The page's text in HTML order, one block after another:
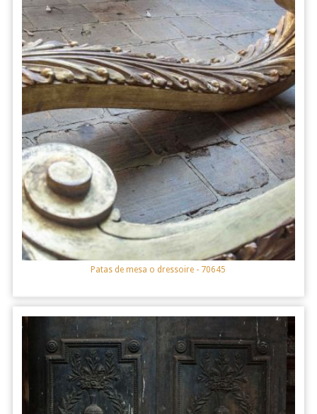
Patas de mesa o dressoire - 70645